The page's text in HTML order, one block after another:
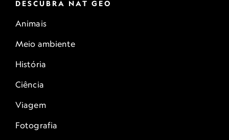
DESCUBRA NAT GEO
Animais
Meio ambiente
História
Ciência
Viagem
Fotografia